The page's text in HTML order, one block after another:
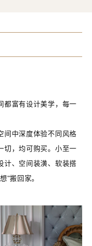
都富有设计美学，每一
间中深度体验不同风格
切，均可购买。小至一
计、空间装潢、软装搭
"搬回家。